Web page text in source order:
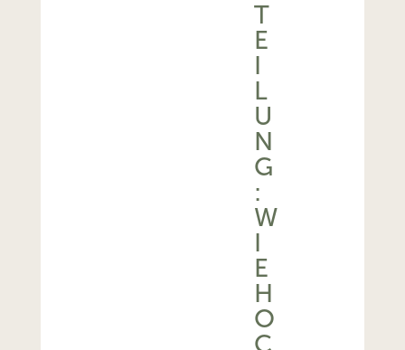
T
E
I
L
U
N
G
:
W
I
E
H
O
C